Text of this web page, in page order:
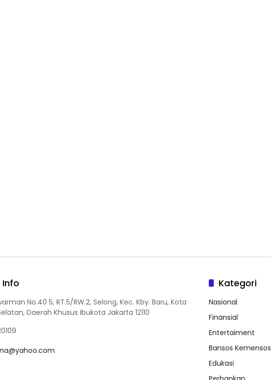
No.40 5, RT.5/RW.2, Selong, Kec. Kby. Baru, Kota
Daerah Khusus Ibukota Jakarta 12110
Kategori
Nasional
Finansial
Entertaiment
Bansos Kemensos
Edukasi